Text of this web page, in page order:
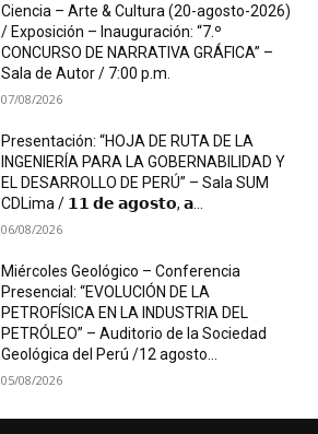
Ciencia – Arte & Cultura (20-agosto-2026)
/ Exposición – Inauguración: “7.º
CONCURSO DE NARRATIVA GRÁFICA” –
Sala de Autor / 7:00 p.m.
07/08/2026
Presentación: “HOJA DE RUTA DE LA
INGENIERÍA PARA LA GOBERNABILIDAD Y
EL DESARROLLO DE PERÚ” – Sala SUM
CDLima / 𝟭𝟭 𝗱𝗲 𝗮𝗴𝗼𝘀𝘁𝗼, 𝗮...
06/08/2026
Miércoles Geológico – Conferencia
Presencial: “EVOLUCIÓN DE LA
PETROFÍSICA EN LA INDUSTRIA DEL
PETRÓLEO” – Auditorio de la Sociedad
Geológica del Perú /12 agosto...
05/08/2026